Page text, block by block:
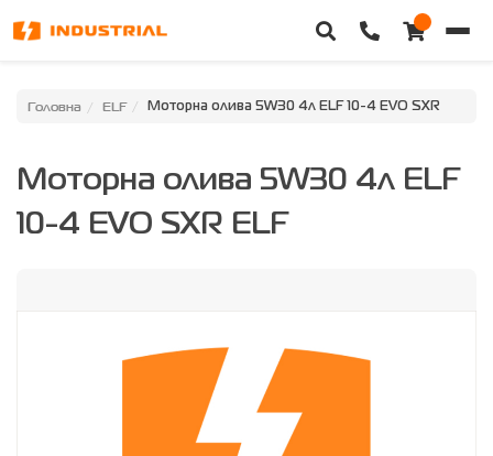
Головна
Категорії
Головна ELF Моторна олива 5W30 4л ELF 10-4 EVO SXR
Моторна олива 5W30 4л ELF
10-4 EVO SXR ELF